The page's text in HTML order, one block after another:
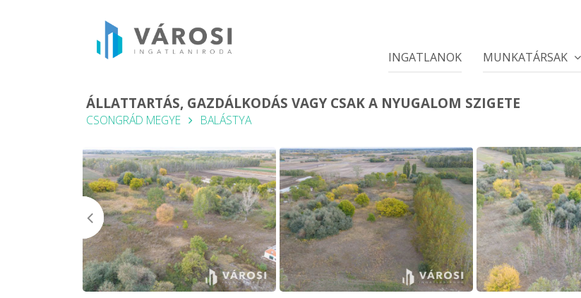
INGATLANOK MUNKATÁRSAK
ÁLLATTARTÁS, GAZDÁLKODÁS VAGY CSAK A NYUGALOM SZIGETE
CSONGRÁD MEGYE BALÁSTYA